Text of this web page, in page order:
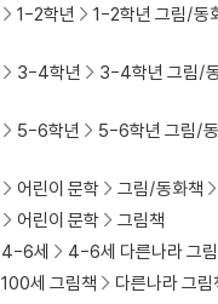
1-2학년 1-2학년 그림/동
3-4학년 3-4학년 그림/
5-6학년 5-6학년 그림/
어린이 문학 그림/동화책
어린이 문학
그림책
4-6세
4-6세 다른나라 그
100세 그림책 다른나라 그림